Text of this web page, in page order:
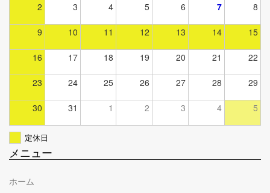
2 3 4 5 6 7 8
9 10 11 12 13 14 15
16 17 18 19 20 21 22
23 24 25 26 27 28 29
30 31 1 2 3 4 5
定休日
メニュー
ホーム